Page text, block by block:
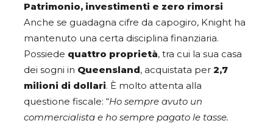
Patrimonio, investimenti e zero rimorsi
Anche se guadagna cifre da capogiro, Knight ha
mantenuto una certa disciplina finanziaria.
Possiede quattro proprietà, tra cui la sua casa
dei sogni in Queensland , acquistata per 2,7
milioni di dollari. È molto attenta alla
questione fiscale: “Ho sempre avuto un
commercialista e ho sempre pagato le tasse.